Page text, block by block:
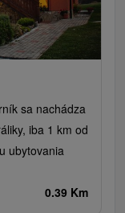
sa nachádza
iba 1 km od
ubytovania
0.39 Km